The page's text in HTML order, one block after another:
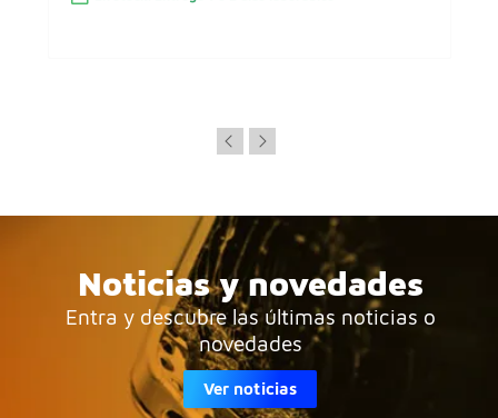
Noticias y novedades
Entra y descubre las últimas noticias o
novedades
Ver noticias